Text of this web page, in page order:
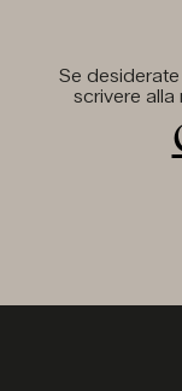
Se
scrivere alla